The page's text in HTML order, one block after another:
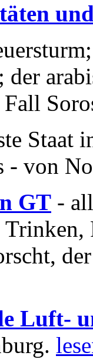
Staat
- von
GT -
Luft-